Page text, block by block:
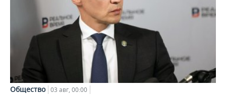
Общество 03 авг, 00:00